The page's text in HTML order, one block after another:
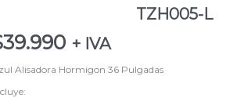
TZH005-L
39.990 + IVA
Alisadora Hormigon 36 Pulgadas